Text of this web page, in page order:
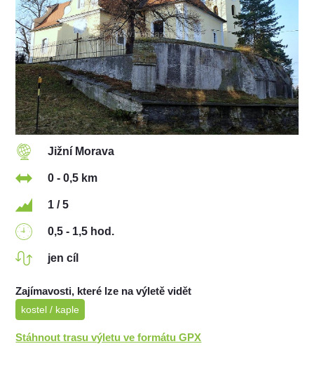
Jižní Morava
0 - 0,5 km
1 / 5
0,5 - 1,5 hod.
jen cíl
Zajímavosti, které lze na výletě vidět
kostel / kaple
Stáhnout trasu výletu ve formátu GPX